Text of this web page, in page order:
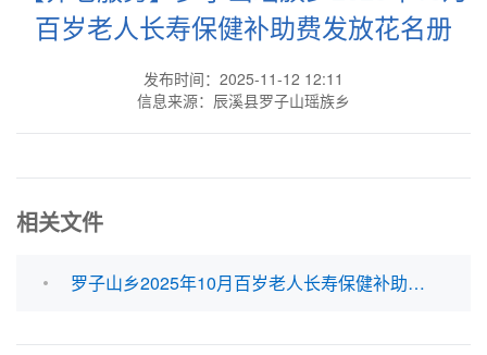
百岁老人长寿保健补助费发放花名册
发布时间：2025-11-12 12:11
信息来源：辰溪县罗子山瑶族乡
相关文件
罗子山乡2025年10月百岁老人长寿保健补助费花名册.xlsx